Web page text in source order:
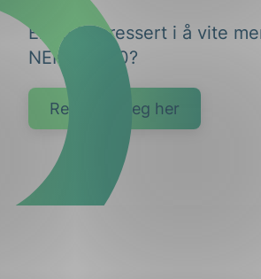
Er du interessert i å vite
NEK TR 750?
Registrer deg her